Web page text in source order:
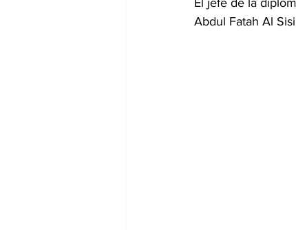
El jefe de la
Abdul Fatah Al